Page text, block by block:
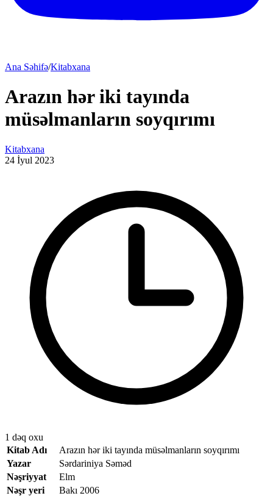
Ana Səhifə/Kitabxana
Arazın hər iki tayında
müsəlmanların soyqırımı
Kitabxana
24 İyul 2023
1 dəq oxu
Kitab Adı
Arazın hər iki tayında müsəlmanların soyqırımı
Yazar
Sərdariniya Səməd
Nəşriyyat
Elm
Nəşr yeri
Bakı 2006